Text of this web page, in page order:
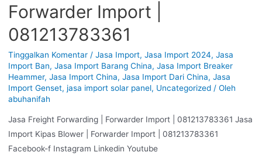
Forwarder Import |
081213783361
Tinggalkan Komentar / Jasa Import, Jasa Import 2024, Jasa
Import Ban, Jasa Import Barang China, Jasa Import Breaker
Heammer, Jasa Import China, Jasa Import Dari China, Jasa
Import Genset, jasa import solar panel, Uncategorized/ Oleh
abuhanifah
Jasa Freight Forwarding | Forwarder Import | 081213783361 Jasa
Import Kipas Blower | Forwarder Import | 081213783361
Facebook-f Instagram Linkedin Youtube